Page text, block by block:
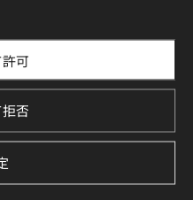
た住宅・商業施設のデザイ
じて、理想の空間づくりを
可
否